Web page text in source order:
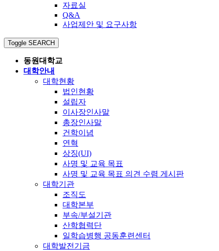
자료실
Q&A
사업제안 및 요구사항
Toggle SEARCH
동원대학교
대학안내
대학현황
법인현황
설립자
이사장인사말
총장인사말
건학이념
연혁
상징(UI)
사명 및 교육 목표
사명 및 교육 목표 의견 수렴 게시판
대학기관
조직도
대학본부
부속/부설기관
산학협력단
일학습병행 공동훈련센터
대학발전기금